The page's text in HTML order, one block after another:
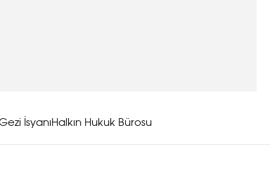
İsyanıHalkın Hukuk Bürosu